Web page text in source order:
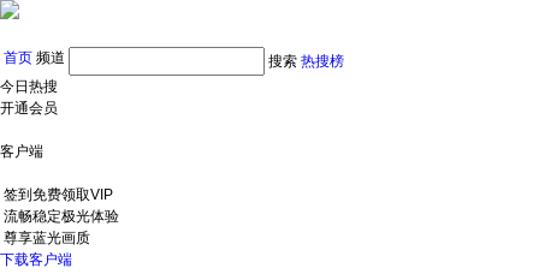
首页 频道 搜索 热搜榜
今日热搜
开通会员
客户端
签到免费领取VIP
流畅稳定极光体验
尊享蓝光画质
下载客户端